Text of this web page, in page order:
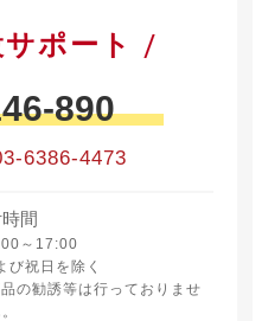
ポート
890
6386-4473
間
～17:00
8時から17時
祝日を除く
の勧誘等は行っておりませ